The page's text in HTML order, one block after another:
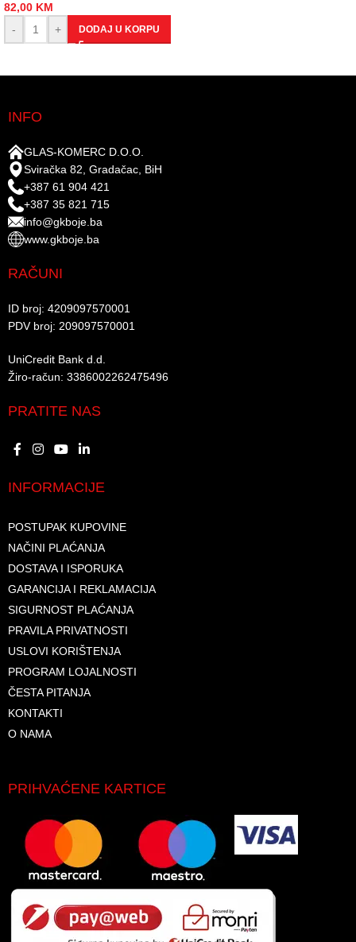
82,00 KM
-
+ DODAJ U KORPU
INFO
GLAS-KOMERC D.O.O.
Sviračka 82, Gradačac, BiH
+387 61 904 421
+387 35 821 715
info@gkboje.ba
www.gkboje.ba
RAČUNI
ID broj: 4209097570001​
PDV broj: 209097570001 ​
UniCredit Bank d.d.​
Žiro-račun: 3386002262475496​​
PRATITE NAS
INFORMACIJE
POSTUPAK KUPOVINE
NAČINI PLAĆANJA
DOSTAVA I ISPORUKA
GARANCIJA I REKLAMACIJA
SIGURNOST PLAĆANJA
PRAVILA PRIVATNOSTI
USLOVI KORIŠTENJA
PROGRAM LOJALNOSTI
ČESTA PITANJA
KONTAKTI
O NAMA
PRIHVAĆENE KARTICE